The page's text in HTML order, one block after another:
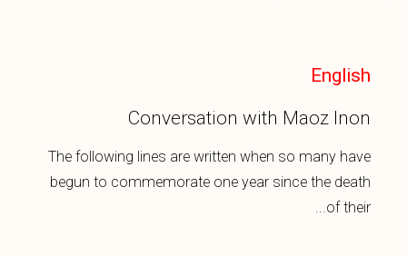
English
Conversation with Maoz Inon
The following lines are written when so many have
begun to commemorate one year since the death
of their...